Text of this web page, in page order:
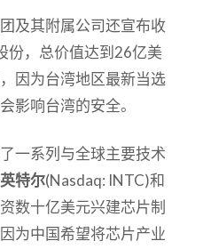
及其附属公司还宣布收
份，总价值达到26亿美
因为台湾地区最新当选
影响台湾的安全。
一系列与全球主要技术
英特尔(Nasdaq: INTC)和
数十亿美元兴建芯片制
为中国希望将芯片产业